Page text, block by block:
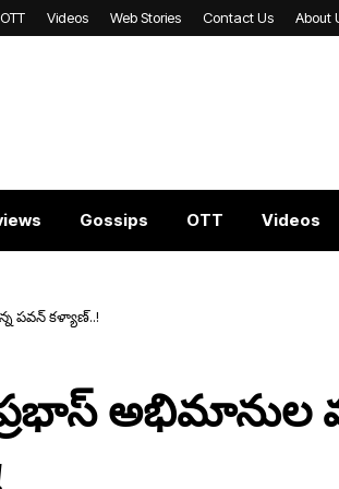
OTT Videos Web Stories Contact Us About
Gossips OTT Videos
ప‌వ‌న్ క‌ళ్యాణ్‌..!
అభిమానుల